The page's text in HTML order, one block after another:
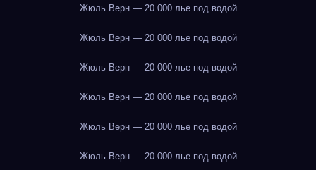
Жюль Верн — 20 000 лье под водой
Жюль Верн — 20 000 лье под водой
Жюль Верн — 20 000 лье под водой
Жюль Верн — 20 000 лье под водой
Жюль Верн — 20 000 лье под водой
Жюль Верн — 20 000 лье под водой